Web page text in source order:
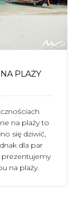
PLAŻY
na plaży to
się dziwić,
dla par
na plaży.